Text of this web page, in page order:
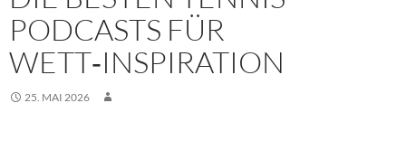
PODCASTS FÜR
WETT‑INSPIRATION
25. MAI 2026